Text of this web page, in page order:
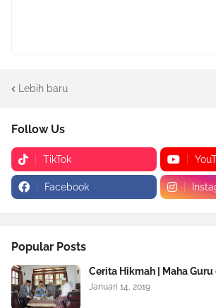
Lebih baru
Follow Us
TikTok
Facebook
Popular Posts
Cerita Hikmah | Maha
Januari 14, 2019